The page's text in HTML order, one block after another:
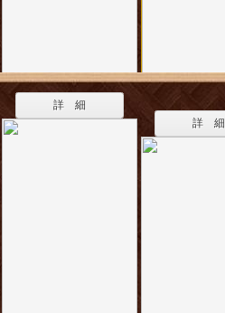
詳 細
詳 細